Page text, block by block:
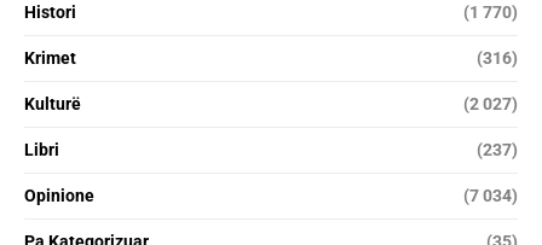
Histori (1 770)
Krimet (316)
Kulturë (2 027)
Libri (237)
Opinione (7 034)
Pa Kategorizuar (35)